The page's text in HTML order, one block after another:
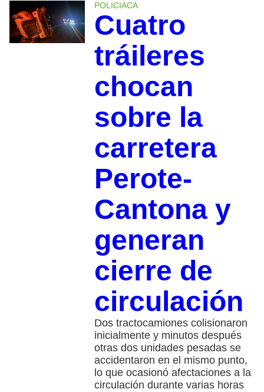
POLICIACA
Cuatro
tráileres
chocan
sobre la
carretera
Perote-
Cantona y
generan
cierre de
circulación
Dos tractocamiones colisionaron
inicialmente y minutos después
otras dos unidades pesadas se
accidentaron en el mismo punto,
lo que ocasionó afectaciones a la
circulación durante varias horas